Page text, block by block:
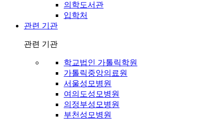
의학도서관
입학처
관련 기관
관련 기관
학교법인 가톨릭학원
가톨릭중앙의료원
서울성모병원
여의도성모병원
의정부성모병원
부천성모병원